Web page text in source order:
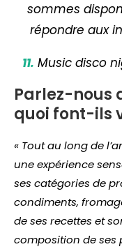
sommes
répondre aux
11. Music disco
Parlez-nous
quoi font-ils
« Tout au long de
une expérience
ses catégories de
condiments,
de ses recettes et
composition de ses